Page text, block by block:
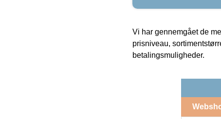
Vi har gennemgået de
prisniveau,
betalingsmuligheder.